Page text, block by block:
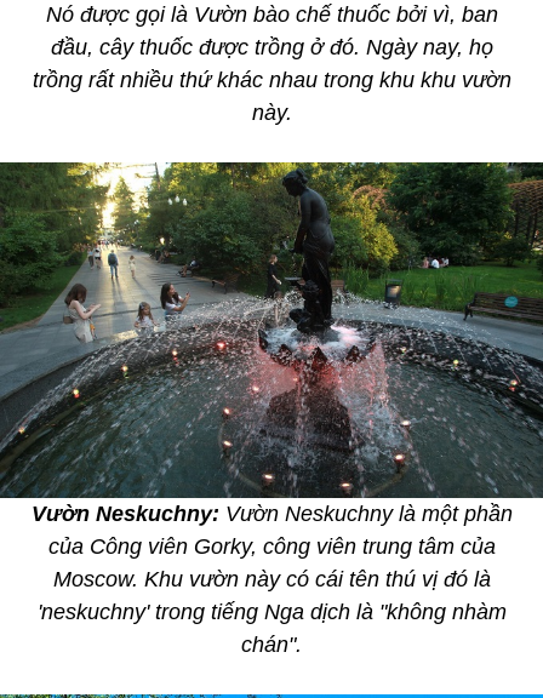
Nó được gọi là Vườn bào chế thuốc bởi vì, ban
đầu, cây thuốc được trồng ở đó. Ngày nay, họ
trồng rất nhiều thứ khác nhau trong khu khu vườn
này.
Vườn Neskuchny: Vườn Neskuchny là một phần
của Công viên Gorky, công viên trung tâm của
Moscow. Khu vườn này có cái tên thú vị đó là
'neskuchny' trong tiếng Nga dịch là "không nhàm
chán".